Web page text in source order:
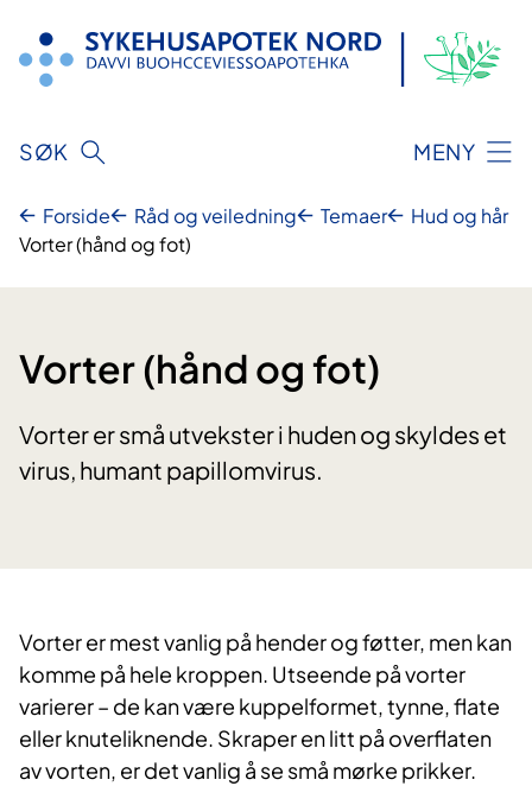
innhold
SØK MENY
Forside Råd og veiledning Temaer
Hud og hår
Vorter (hånd og fot)
Vorter (hånd og fot)
Vorter er små utvekster i huden og skyldes et
virus, humant papillomvirus.
​Vorter er mest vanlig på hender og føtter, men kan
komme på hele kroppen. Utseende på vorter
varierer – de kan være kuppelformet, tynne, flate
eller knuteliknende. Skraper en litt på overflaten
av vorten, er det vanlig å se små mørke prikker.